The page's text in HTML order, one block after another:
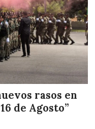
rasos en
de Agosto”